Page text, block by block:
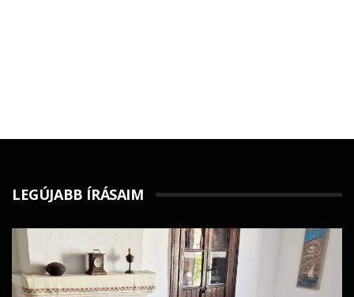
LEGÚJABB ÍRÁSAIM